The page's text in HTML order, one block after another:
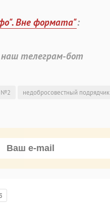
Вне формата":
телеграм-бот
№2
недобросовестный подрядчик